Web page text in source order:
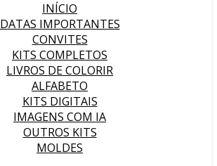
INÍCIO
DATAS IMPORTANTES
CONVITES
KITS COMPLETOS
LIVROS DE COLORIR
ALFABETO
KITS DIGITAIS
IMAGENS COM IA
OUTROS KITS
MOLDES